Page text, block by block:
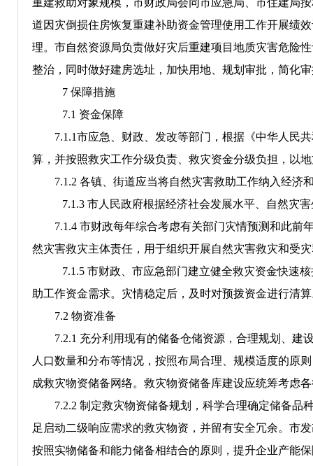
重建救助对象规模，市财政局会同市应急局、市住建局
道因灾倒损住房恢复重建补助资金管理使用工作开展绩
理。市自然资源局负责做好灾后重建项目地质灾害危险
整治，同时做好建房选址，加快用地、规划审批，简化
7 保障措施
7.1 资金保障
7.1.1市应急
、财政、发改等部门，根据《中华人民
算，并按照救灾工作分级负责、救灾资金分级负担，以
7.1.2 各镇、街道应当将自然灾害救助工作纳入经济
7.1.3 市人民政府根据经济社会发展水平、自然灾
7.1.4 市财政每年综合考虑有关部门灾情预测和此前
然灾害救灾主体责任，用于组织开展自然灾害救灾和受
7.1.5 市财政、市应急部门建立健全救灾资金快速
助工作资金需求。灾情稳定后，及时对预拨资金进行清
7.2 物资准备
7.2.1 充分利用现有的储备仓储资源， 合理规划、建
人口数量和分布等情况，按照布局合理、规模适度的原
成救灾物资储备网络。 救灾物资储备库建设应统筹考虑
7.2.2 制定救灾物资储备规划， 科学合理确定储备品
足启动二级响应需求的救灾物资，并留有安全冗余。 市
按照实物储备和能力储备相结合的原则，提升企业产能